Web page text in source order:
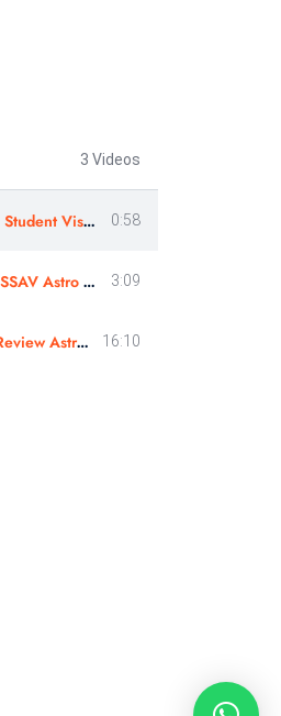
3 Videos
Sshree Astro Vastu | Student Visa, Abroad Study - Review In Eng |Sahil Warge | #sshreeastrovastu 0:58
Sshree Astro Vastu| SSAV Astro Workshop & Panchang Rahasyam Course Review | Astro- Kishor Konkane Ji 3:09
Sshree Astro Vastu Review Astro Bipin Ji Nakshatra Rahasyam In Hindi 16:10